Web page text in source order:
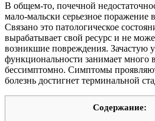
В общем-то, почечной
мало-мальски серьезное поражение
Связано это патологическое
вырабатывает свой ресурс и не
возникшие повреждения. Зачастую
функциональности занимает много
бессимптомно. Симптомы
болезнь достигнет терминальной
Содержание: